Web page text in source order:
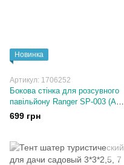
Новинка
Артикул: 1706252
Бокова стінка для розсувного
павільйону Ranger SP-003 (Арт.
RA 7765)
699 грн